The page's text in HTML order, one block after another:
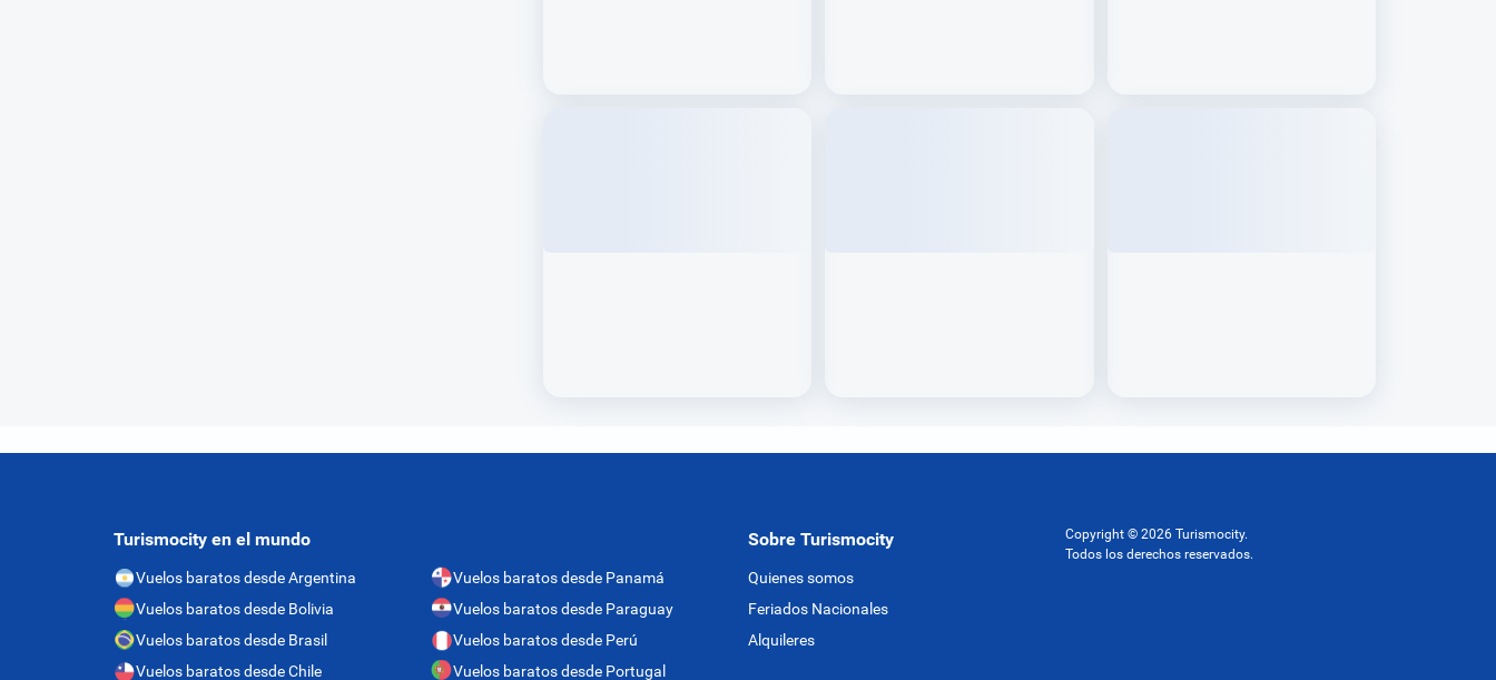
Turismocity en el mundo
Vuelos baratos desde Argentina
Vuelos baratos desde Bolivia
Vuelos baratos desde Brasil
Vuelos baratos desde Chile
Vuelos baratos desde Panamá
Vuelos baratos desde Paraguay
Vuelos baratos desde Perú
Vuelos baratos desde Portugal
Sobre Turismocity
Quienes somos
Feriados Nacionales
Alquileres
Copyright © 2026 Turismocity.
Todos los derechos reservados.